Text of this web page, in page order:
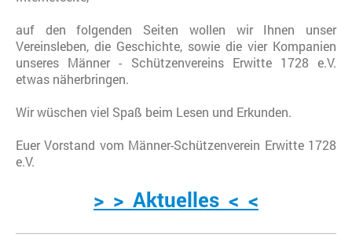
auf den folgenden Seiten wollen wir Ihnen unser
Vereinsleben, die Geschichte, sowie die vier Kompanien
unseres Männer - Schützenvereins Erwitte 1728 e.V.
etwas näherbringen.
Wir wüschen viel Spaß beim Lesen und Erkunden.
Euer Vorstand vom Männer-Schützenverein Erwitte 1728
e.V.
> > Aktuelles < <